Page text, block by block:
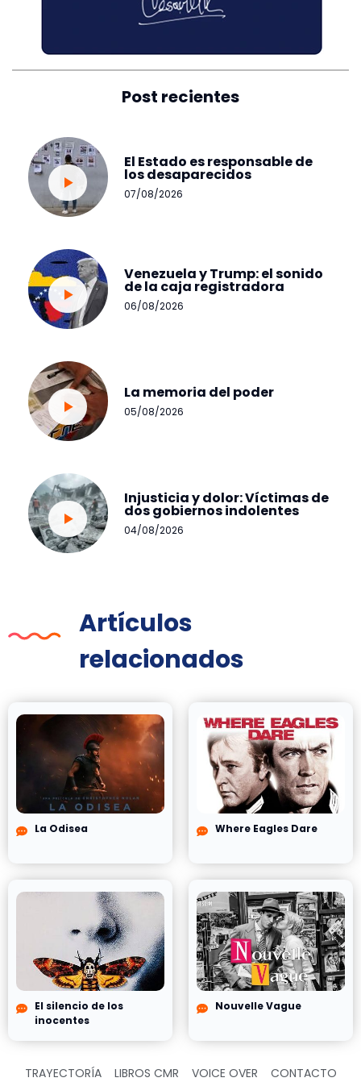
Post recientes
El Estado es responsable de
los desaparecidos
07/08/2026
Venezuela y Trump: el sonido
de la caja registradora
06/08/2026
La memoria del poder
05/08/2026
Injusticia y dolor: Víctimas de
dos gobiernos indolentes
04/08/2026
Artículos
relacionados
La Odisea Where Eagles Dare
El silencio de los
inocentes
Nouvelle Vague
TRAYECTORÍA LIBROS CMR VOICE OVER CONTACTO